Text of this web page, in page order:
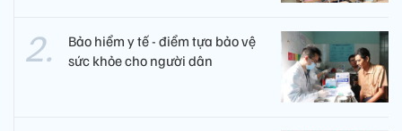
Bảo hiểm y tế - điểm tựa bảo vệ
sức khỏe cho người dân